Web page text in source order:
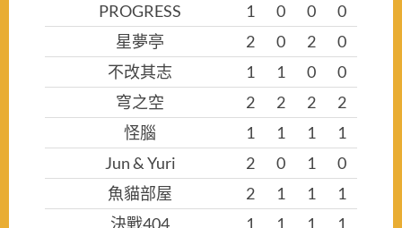
PROGRESS
1 0 0
0
星夢亭
2 0 2
0
不改其志
1 1 0
0
穹之空
2 2 2
2
怪腦
1 1 1
1
Jun & Yuri
2 0 1
0
魚貓部屋
2 1 1
1
決戰404
1 1 1
1